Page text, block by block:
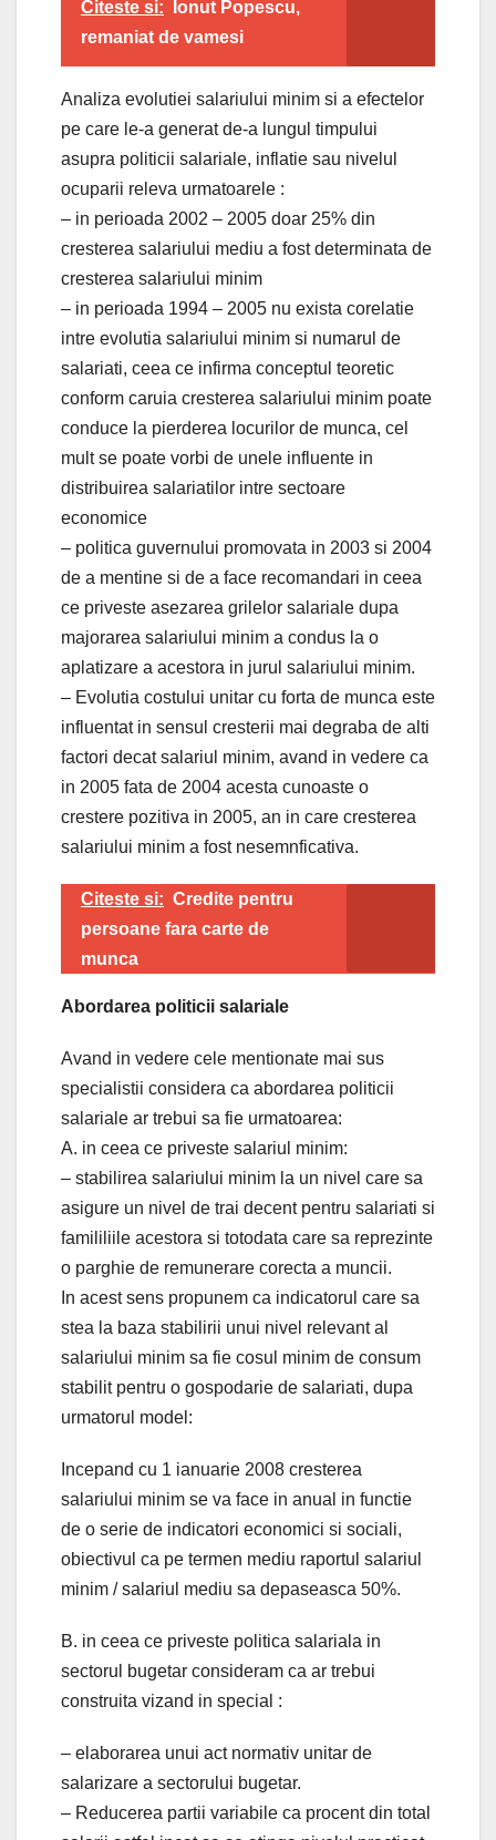
Citeste si:
Ionut Popescu,
remaniat de vamesi
Analiza evolutiei salariului minim si a efectelor
pe care le-a generat de-a lungul timpului
asupra politicii salariale, inflatie sau nivelul
ocuparii releva urmatoarele :
– in perioada 2002 – 2005 doar 25% din
cresterea salariului mediu a fost determinata de
cresterea salariului minim
– in perioada 1994 – 2005 nu exista corelatie
intre evolutia salariului minim si numarul de
salariati, ceea ce infirma conceptul teoretic
conform caruia cresterea salariului minim poate
conduce la pierderea locurilor de munca, cel
mult se poate vorbi de unele influente in
distribuirea salariatilor intre sectoare
economice
– politica guvernului promovata in 2003 si 2004
de a mentine si de a face recomandari in ceea
ce priveste asezarea grilelor salariale dupa
majorarea salariului minim a condus la o
aplatizare a acestora in jurul salariului minim.
– Evolutia costului unitar cu forta de munca este
influentat in sensul cresterii mai degraba de alti
factori decat salariul minim, avand in vedere ca
in 2005 fata de 2004 acesta cunoaste o
crestere pozitiva in 2005, an in care cresterea
salariului minim a fost nesemnficativa.
Citeste si: Credite pentru
persoane fara carte de
munca
Abordarea politicii salariale
Avand in vedere cele mentionate mai sus
specialistii considera ca abordarea politicii
salariale ar trebui sa fie urmatoarea:
A. in ceea ce priveste salariul minim:
– stabilirea salariului minim la un nivel care sa
asigure un nivel de trai decent pentru salariati si
famililiile acestora si totodata care sa reprezinte
o parghie de remunerare corecta a muncii.
In acest sens propunem ca indicatorul care sa
stea la baza stabilirii unui nivel relevant al
salariului minim sa fie cosul minim de consum
stabilit pentru o gospodarie de salariati, dupa
urmatorul model:
Incepand cu 1 ianuarie 2008 cresterea
salariului minim se va face in anual in functie
de o serie de indicatori economici si sociali,
obiectivul ca pe termen mediu raportul salariul
minim / salariul mediu sa depaseasca 50%.
B. in ceea ce priveste politica salariala in
sectorul bugetar consideram ca ar trebui
construita vizand in special :
– elaborarea unui act normativ unitar de
salarizare a sectorului bugetar.
– Reducerea partii variabile ca procent din total